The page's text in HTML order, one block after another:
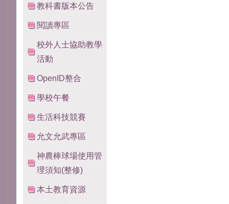
教科書版本公告
閱讀專區
校外人士協助教學
活動
OpenID整合
學校午餐
生活科技競賽
允文允武專區
神農棒球場使用管
理須知(整修)
本土教育資源